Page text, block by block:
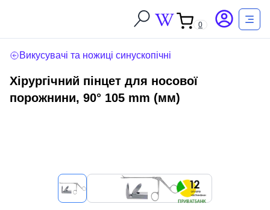
0
Викусувачі та ножиці синускопічні
Хірургічний пінцет для носової
порожнини, 90° 105 mm (мм)